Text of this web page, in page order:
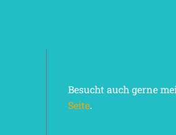
Besucht auch gerne
Seite.